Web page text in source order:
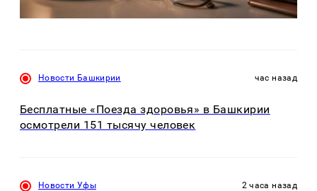
Новости Башкирии час назад
Бесплатные «Поезда здоровья» в Башкирии
осмотрели 151 тысячу человек
Новости Уфы 2 часа назад